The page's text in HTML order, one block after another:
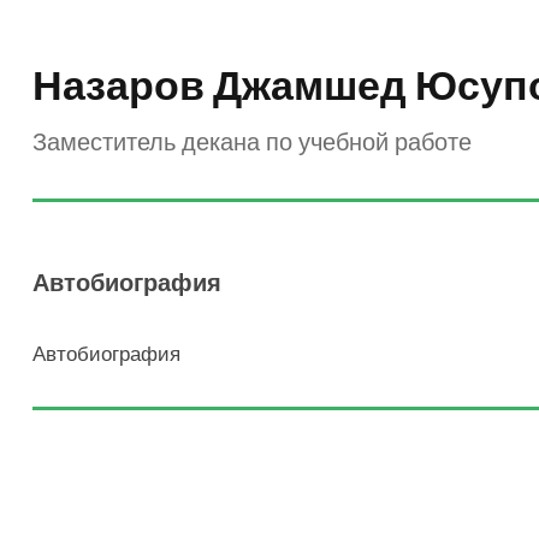
Назаров Джамшед
Заместитель декана по учебной работе
Автобиография
Автобиография